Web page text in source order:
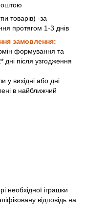
товарів) -за
протягом 1-3 днів
замовлення:
формування та
після узгодження
вихідні або дні
в найближчий
необхідної іграшки
відповідь на